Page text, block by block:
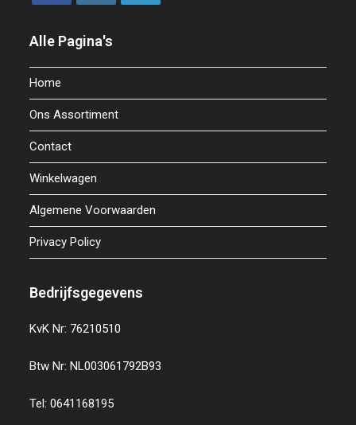
Alle Pagina's
Home
Ons Assortiment
Contact
Winkelwagen
Algemene Voorwaarden
Privacy Policy
Bedrijfsgegevens
KvK Nr: 76210510
Btw Nr: NL003061792B93
Tel: 0641168195